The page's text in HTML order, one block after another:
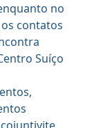
no
contatos
Suíço